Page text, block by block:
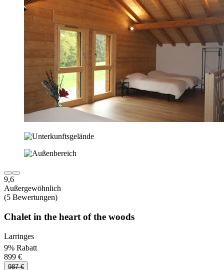
9,6
Außergewöhnlich
(5 Bewertungen)
Chalet in the heart of the woods
Larringes
9% Rabatt
899 €
987 €